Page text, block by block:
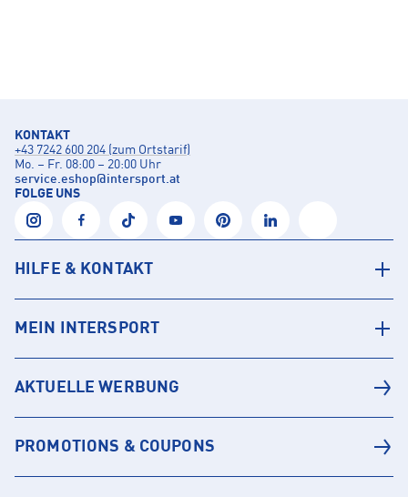
KONTAKT
+43 7242 600 204 (zum Ortstarif)
Mo. – Fr. 08:00 – 20:00 Uhr
service.eshop@intersport.at
FOLGE UNS
HILFE & KONTAKT
MEIN INTERSPORT
AKTUELLE WERBUNG
PROMOTIONS & COUPONS